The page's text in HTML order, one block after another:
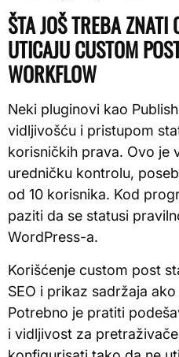
ŠTA JOŠ TREBA
UTICAJU CUSTOM
WORKFLOW
Neki pluginovi kao
vidljivošću i pristupom
korisničkih prava. Ovo je
uredničku kontrolu,
od 10 korisnika. Kod
paziti da se statusi
WordPress-a.
Korišćenje custom post
SEO i prikaz sadržaja
Potrebno je pratiti
i vidljivost za